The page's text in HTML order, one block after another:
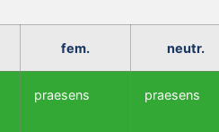
fem. neutr.
praesens praesens